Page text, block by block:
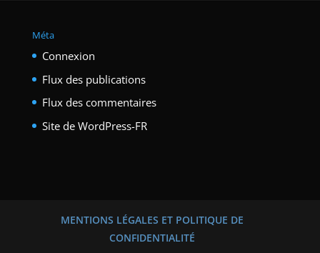
Méta
Connexion
Flux des publications
Flux des commentaires
Site de WordPress-FR
MENTIONS LÉGALES ET POLITIQUE DE
CONFIDENTIALITÉ